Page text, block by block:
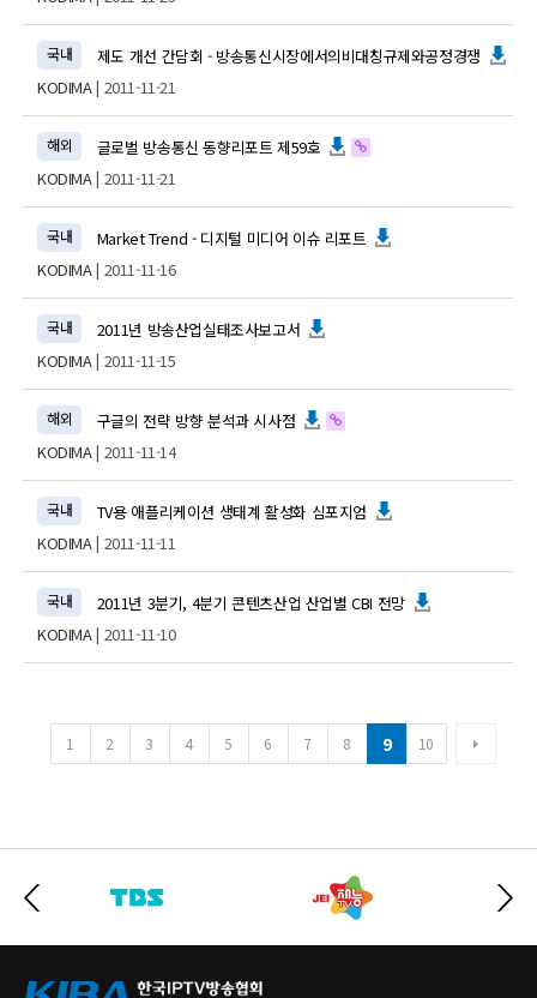
국내
제도 개선 간담회 - 방송통신시장에서의비대칭규제와공정경쟁
KODIMA| 2011-11-21
해외
글로벌 방송통신 동향리포트 제59호
KODIMA| 2011-11-21
국내
Market Trend - 디지털 미디어 이슈 리포트
KODIMA| 2011-11-16
국내
2011년 방송산업실태조사보고서
KODIMA| 2011-11-15
해외
구글의 전략 방향 분석과 시사점
KODIMA| 2011-11-14
국내
TV용 애플리케이션 생태계 활성화 심포지엄
KODIMA| 2011-11-11
국내
2011년 3분기, 4분기 콘텐츠산업 산업별 CBI 전망
KODIMA| 2011-11-10
1 2 3 4 5 6 7 8 9 10